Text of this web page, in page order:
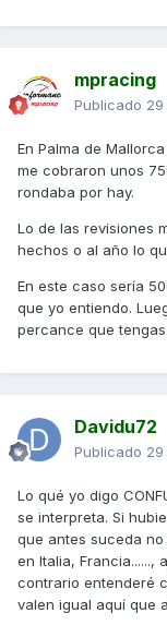
mpracing
Publicado 29
En Palma de
me cobraron unos
rondaba por hay.
Lo de las revisiones
hechos o al año lo
En este caso sería
que yo entiendo.
percance que
Davidu72
Publicado 29
Lo qué yo digo
se interpreta. Si
que antes suceda
en Italia, Francia......,
contrario entenderé
valen igual aquí que